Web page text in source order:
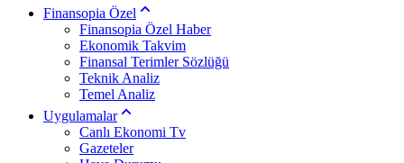
Finansopia Özel
Finansopia Özel Haber
Ekonomik Takvim
Finansal Terimler Sözlüğü
Teknik Analiz
Temel Analiz
Uygulamalar
Canlı Ekonomi Tv
Gazeteler